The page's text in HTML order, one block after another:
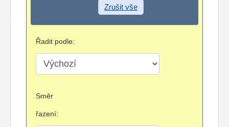
Zrušit vše
Řadit podle:
Směr
řazení: